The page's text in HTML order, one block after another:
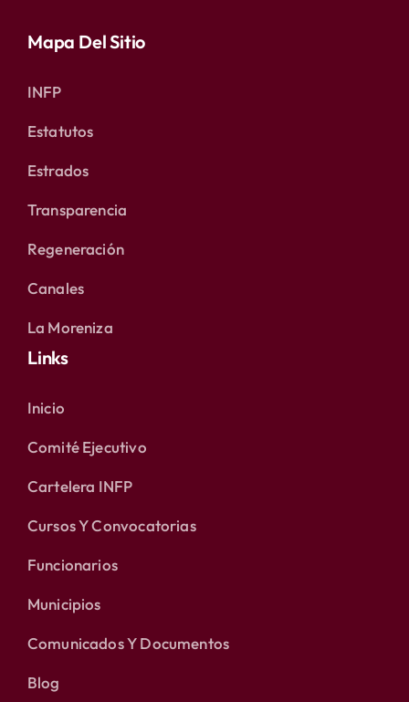
Mapa Del Sitio
INFP
Estatutos
Estrados
Transparencia
Regeneración
Canales
La Moreniza
Links
Inicio
Comité Ejecutivo
Cartelera INFP
Cursos Y Convocatorias
Funcionarios
Municipios
Comunicados Y Documentos
Blog